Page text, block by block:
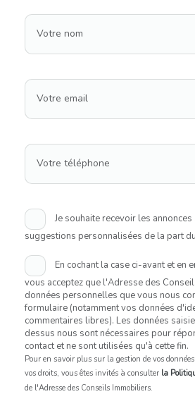
Votre nom
Votre email
Votre téléphone
Je souhaite recevoir les
suggestions personnalisées de la part
En cochant la case ci-avant et en
vous acceptez que l'Adresse des
données personnelles que vous nous
formulaire (notamment vos données
commentaires libres). Les données
dessus nous sont nécessaires pour
contact et ne sont utilisées qu'à cette fin.
Pour en savoir plus sur la gestion de vos
vos droits, vous êtes invités à consulter la
de l'Adresse des Conseils Immobiliers.